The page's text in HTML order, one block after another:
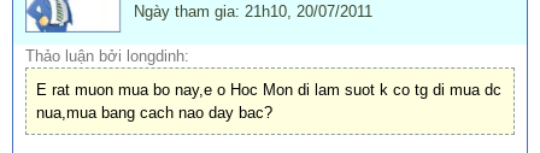
Ngày tham gia: 21h10, 20/07/2011
Thảo luận bởi longdinh:
E rat muon mua bo nay,e o Hoc Mon di lam suot k co tg di mua dc
nua,mua bang cach nao day bac?